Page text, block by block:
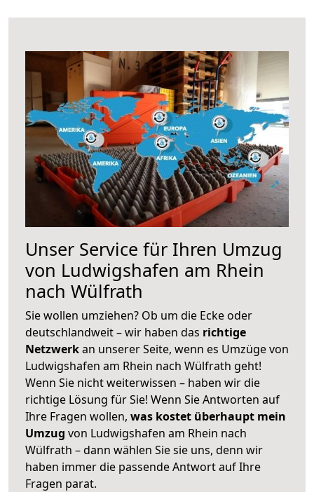
Unser Service für Ihren Umzug
von Ludwigshafen am Rhein
nach Wülfrath
Sie wollen umziehen? Ob um die Ecke oder
deutschlandweit – wir haben das richtige
Netzwerkan unserer Seite, wenn es Umzüge von
Ludwigshafen am Rhein nach Wülfrath geht!
Wenn Sie nicht weiterwissen – haben wir die
richtige Lösung für Sie! Wenn Sie Antworten auf
Ihre Fragen wollen, was kostet überhaupt mein
Umzug von Ludwigshafen am Rhein nach
Wülfrath – dann wählen Sie sie uns, denn wir
haben immer die passende Antwort auf Ihre
Fragen parat.